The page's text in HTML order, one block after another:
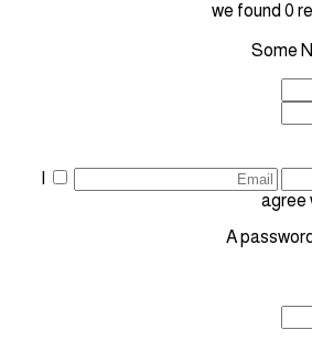
we found 0
Some
agree
A